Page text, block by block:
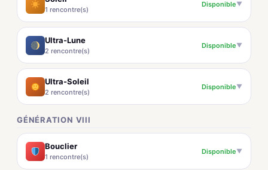
1 rencontre(s)
Disponible▼
Ultra-Lune
2 rencontre(s)
Disponible▼
Ultra-Soleil
2 rencontre(s)
Disponible▼
GÉNÉRATION VIII
Bouclier
1 rencontre(s)
Disponible▼